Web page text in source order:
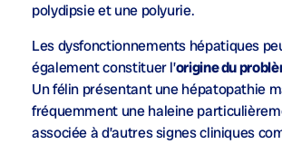
polydipsie et une polyurie.
Les dysfonctionnements hépatiques
également constituer l’origine du
Un félin présentant une hépatopathie
fréquemment une haleine
associée à d’autres signes cliniques